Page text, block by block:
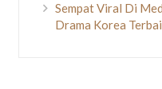
Sempat Viral Di
Drama Korea